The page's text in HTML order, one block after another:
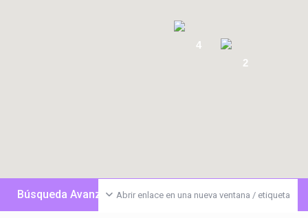
4
2
Abrir enlace en una nueva ventana / etiqueta
Búsqueda Avanzada